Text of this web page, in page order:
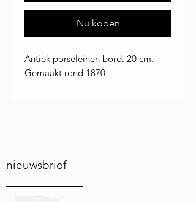
Nu kopen
Antiek porseleinen bord. 20 cm.
Gemaakt rond 1870
nieuwsbrief